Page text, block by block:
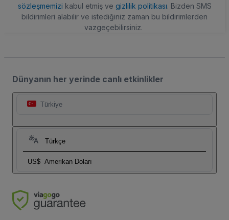
sözleşmemizi kabul etmiş ve gizlilik politikası. Bizden SMS
bildirimleri alabilir ve istediğiniz zaman bu bildirimlerden
vazgeçebilirsiniz.
Dünyanın her yerinde canlı etkinlikler
Türkiye
Türkçe
US$ Amerikan Doları